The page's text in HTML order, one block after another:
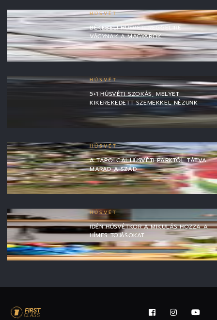
HÚSVÉT
BÉKEBELI HÚSVÉTI REGGELIRE
VÁGYNAK A MAGYAROK
HÚSVÉT
5+1 HÚSVÉTI SZOKÁS, MELYET
KIKEREKEDETT SZEMEKKEL NÉZÜNK
HÚSVÉT
A TAPOLCAI HÚSVÉTI PARKTÓL TÁTVA
MARAD A SZÁD
HÚSVÉT
IDÉN HÚSVÉTKOR A MIKULÁS HOZZA A
HÍMES TOJÁSOKAT